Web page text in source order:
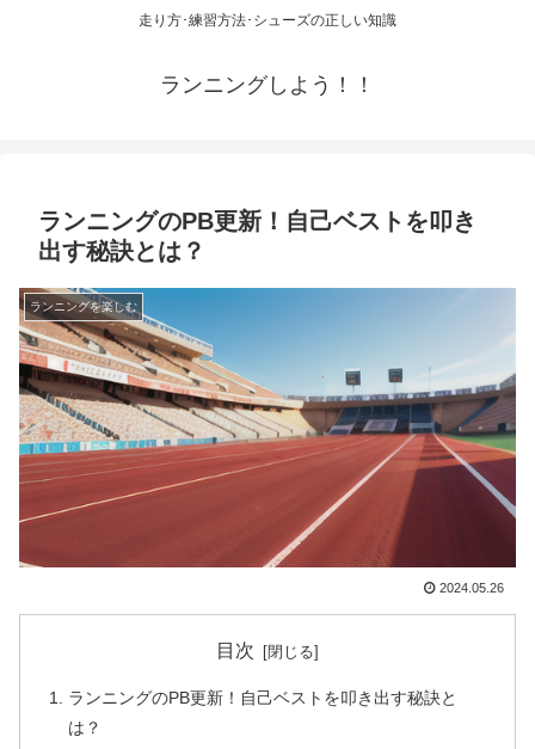
走り方･練習方法･シューズの正しい知識
ランニングしよう！！
ランニングのPB更新！自己ベストを叩き
出す秘訣とは？
ランニングを楽しむ
2024.05.26
目次
ランニングのPB更新！自己ベストを叩き出す秘訣と
は？